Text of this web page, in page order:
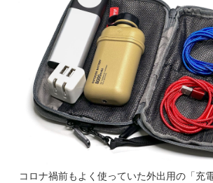
コロナ禍前もよく使っていた外出用の「充